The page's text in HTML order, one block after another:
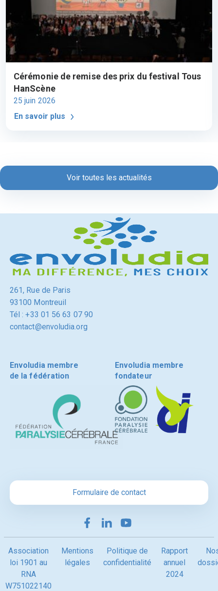
Cérémonie de remise des prix du festival Tous
HanScène
25 juin 2026
En savoir plus
Voir toutes les actualités
261, Rue de Paris
93100 Montreuil
Tél : +33 01 56 63 07 90
contact@envoludia.org
Envoludia membre
de la fédération
Envoludia membre
fondateur
Formulaire de contact
Association
loi 1901 au
RNA
W751022140
Mentions
légales
Politique de
confidentialité
Rapport
annuel
2024